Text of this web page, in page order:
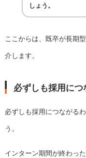
しょう。
ここからは、既卒が長期
介します。
必ずしも採用に
必ずしも採用につながる
う。
インターン期間が終わっ